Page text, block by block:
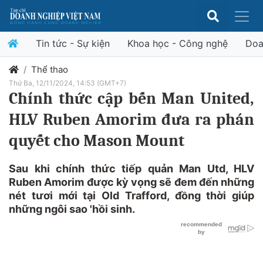
Tin tức - Sự kiện Khoa học - Công nghệ
Thể thao
Thứ Ba, 12/11/2024, 14:53 (GMT+7)
Chính thức cập bến Man United,
HLV Ruben Amorim đưa ra phán
quyết cho Mason Mount
Sau khi chính thức tiếp quản Man Utd, HLV
Ruben Amorim được kỳ vọng sẽ đem đến những
nét tươi mới tại Old Trafford, đồng thời giúp
những ngôi sao 'hồi sinh.